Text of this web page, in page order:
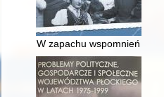
W zapachu wspomnień